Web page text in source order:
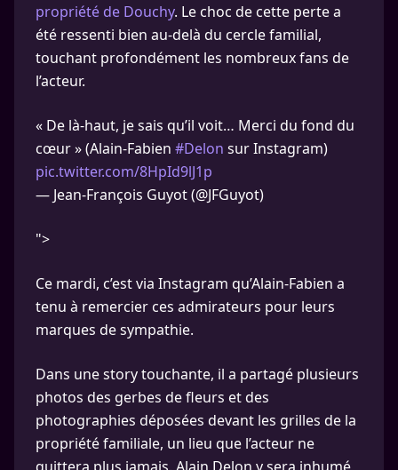
propriété de Douchy. Le choc de cette perte a
été ressenti bien au-delà du cercle familial,
touchant profondément les nombreux fans de
l’acteur.
« De là-haut, je sais qu’il voit… Merci du fond du
cœur » (Alain-Fabien #Delon sur Instagram)
pic.twitter.com/8HpId9lJ1p
— Jean-François Guyot (@JFGuyot)
">
Ce mardi, c’est via Instagram qu’Alain-Fabien a
tenu à remercier ces admirateurs pour leurs
marques de sympathie.
Dans une story touchante, il a partagé plusieurs
photos des gerbes de fleurs et des
photographies déposées devant les grilles de la
propriété familiale, un lieu que l’acteur ne